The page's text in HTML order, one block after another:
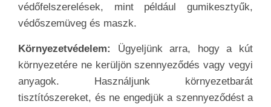
védőfelszerelések, mint például gumikesztyűk,
védőszemüveg és maszk.
Környezetvédelem:
Ügyeljünk arra, hogy a kút
környezetére ne kerüljön szennyeződés vagy vegyi
anyagok. Használjunk környezetbarát
tisztítószereket, és ne engedjük a szennyeződést a